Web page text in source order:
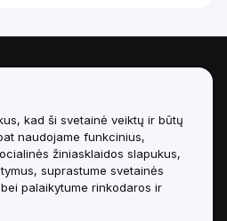
kad ši svetainė veiktų ir būtų
naudojame funkcinius,
žiniasklaidos slapukus,
suprastume svetainės
palaikytume rinkodaros ir